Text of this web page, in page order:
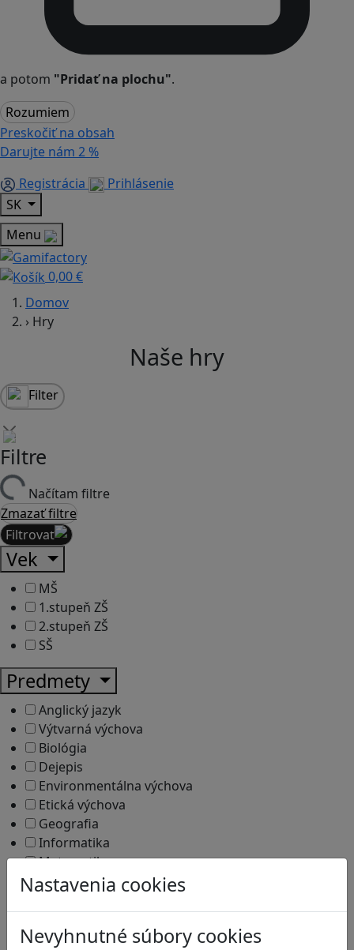
a potom "Pridať na plochu".
Rozumiem
Preskočiť na obsah
Darujte nám 2 %
Registrácia
Prihlásenie
SK
Menu
0,00 €
Nastavenia cookies
Nevyhnutné súbory cookies
Domov
› Hry
Naše hry
Filter
Filtre
Načítam filtre
Zmazať filtre
Filtrovať
Vek
MŠ
1.stupeň ZŠ
2.stupeň ZŠ
SŠ
Predmety
Anglický jazyk
Výtvarná výchova
Biológia
Dejepis
Environmentálna výchova
Etická výchova
Geografia
Informatika
Matematika
Občianska náuka
Umenie a kultúra